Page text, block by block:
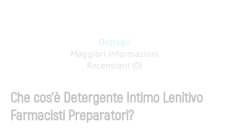
Dettagli
Maggiori Informazioni
Recensioni (0)
Che cos’è Detergente Intimo Lenitivo
Farmacisti Preparatori?